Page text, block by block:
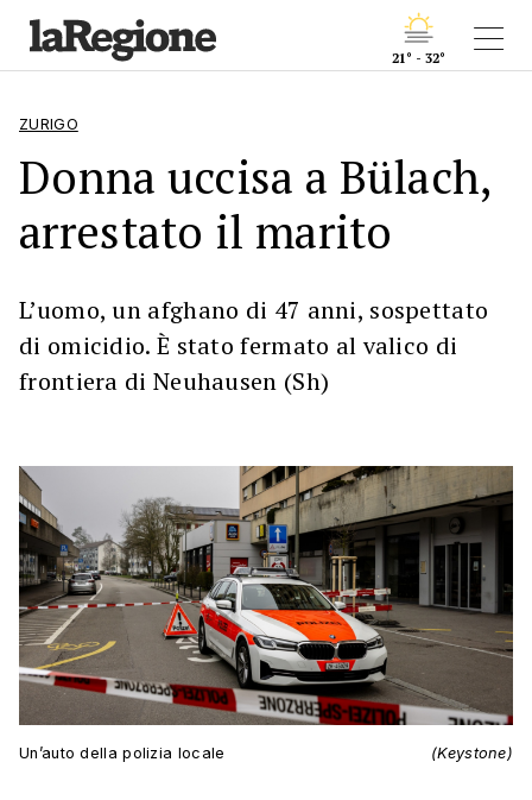
21° - 32°
ZURIGO
Donna uccisa a Bülach,
arrestato il marito
L’uomo, un afghano di 47 anni, sospettato
di omicidio. È stato fermato al valico di
frontiera di Neuhausen (Sh)
Un’auto della polizia locale (Keystone)